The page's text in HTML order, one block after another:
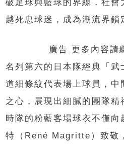
破足球與籃球的界線，社會
越死忠球迷，成為潮流界鎖
廣告 更多內容請
名列第六的日本隊經典「
道細條紋代表場上球員，中
之心，展現出細膩的團隊精
時隊的粉藍客場球衣不僅向
特（René Magritte）致敬